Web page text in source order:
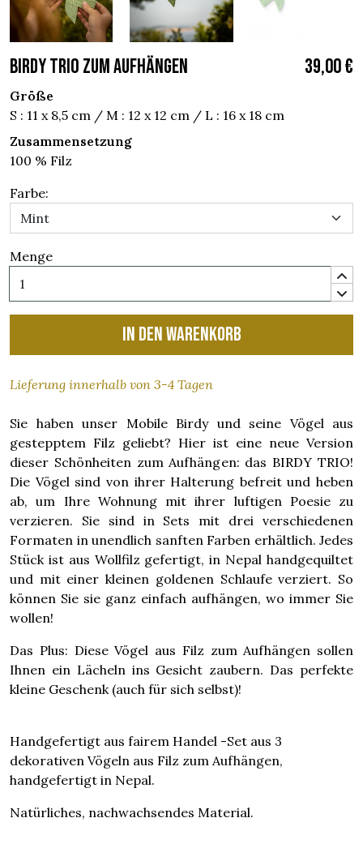
BIRDY TRIO ZUM AUFHÄNGEN 39,00 €
Größe
S : 11 x 8,5 cm / M : 12 x 12 cm / L : 16 x 18 cm
Zusammensetzung
100 % Filz
Farbe:
Menge
In den Warenkorb
Lieferung innerhalb von 3-4 Tagen
Sie haben unser Mobile Birdy und seine Vögel aus
gestepptem Filz geliebt? Hier ist eine neue Version
dieser Schönheiten zum Aufhängen: das BIRDY TRIO!
Die Vögel sind von ihrer Halterung befreit und heben
ab, um Ihre Wohnung mit ihrer luftigen Poesie zu
verzieren. Sie sind in Sets mit drei verschiedenen
Formaten in unendlich sanften Farben erhältlich. Jedes
Stück ist aus Wollfilz gefertigt, in Nepal handgequiltet
und mit einer kleinen goldenen Schlaufe verziert. So
können Sie sie ganz einfach aufhängen, wo immer Sie
wollen!
Das Plus: Diese Vögel aus Filz zum Aufhängen sollen
Ihnen ein Lächeln ins Gesicht zaubern. Das perfekte
kleine Geschenk (auch für sich selbst)!
Handgefertigt aus fairem Handel -Set aus 3
dekorativen Vögeln aus Filz zum Aufhängen,
handgefertigt in Nepal.
Natürliches, nachwachsendes Material.